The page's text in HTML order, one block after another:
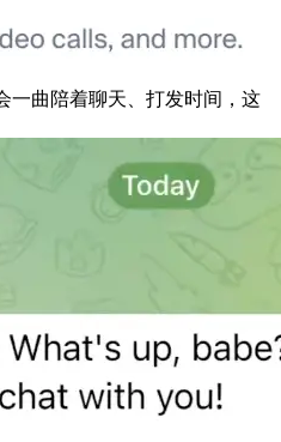
一曲陪着聊天、打发时间，这